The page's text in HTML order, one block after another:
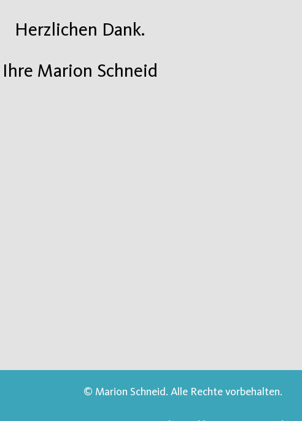
Herzlichen Dank.
Ihre Marion Schneid
© Marion Schneid. Alle Rechte vorbehalten.